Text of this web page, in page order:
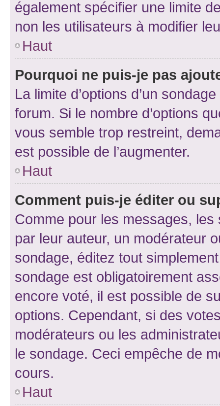
également spécifier une limite
non les utilisateurs à modifier
Haut
Pourquoi ne puis-je pas
La limite d’options d’un
forum. Si le nombre d’options
vous semble trop restreint,
est possible de l’augmenter.
Haut
Comment puis-je éditer ou
Comme pour les messages,
par leur auteur, un modérateur
sondage, éditez tout
sondage est obligatoirement
encore voté, il est possible de
options. Cependant, si des
modérateurs ou les
le sondage. Ceci empêche de
cours.
Haut